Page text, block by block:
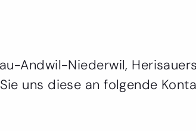
Andwil-Niederwil,
uns diese an folgende